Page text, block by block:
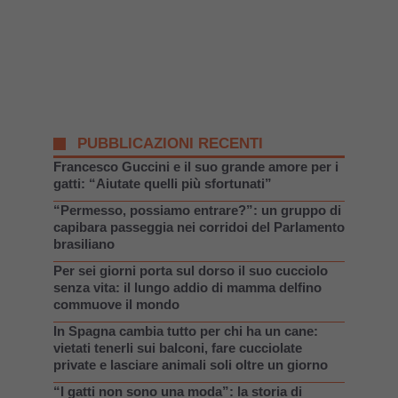
PUBBLICAZIONI RECENTI
Francesco Guccini e il suo grande amore per i
gatti: “Aiutate quelli più sfortunati”
“Permesso, possiamo entrare?”: un gruppo di
capibara passeggia nei corridoi del Parlamento
brasiliano
Per sei giorni porta sul dorso il suo cucciolo
senza vita: il lungo addio di mamma delfino
commuove il mondo
In Spagna cambia tutto per chi ha un cane:
vietati tenerli sui balconi, fare cucciolate
private e lasciare animali soli oltre un giorno
“I gatti non sono una moda”: la storia di